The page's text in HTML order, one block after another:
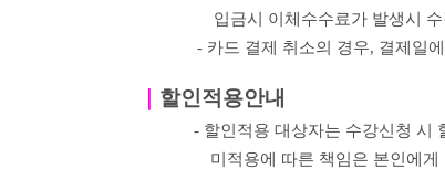
입금시 이체수수료가 발생시
- 카드 결제 취소의 경우, 결제일
할인적용안내
- 할인적용 대상자는 수강신청 시
미적용에 따른 책임은 본인에